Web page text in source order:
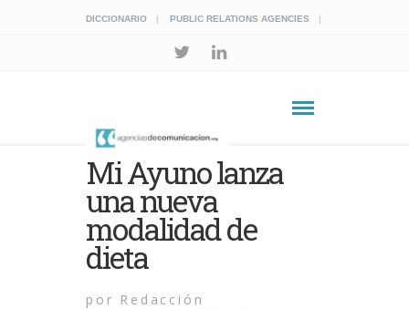
DICCIONARIO PUBLIC RELATIONS AGENCIES
Mi Ayuno lanza
una nueva
modalidad de
dieta
por Redacción